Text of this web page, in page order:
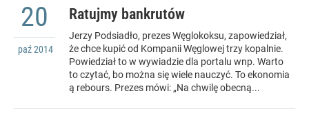
Ratujmy bankrutów
20
paź2014
Jerzy Podsiadło, prezes Węglokoksu, zapowiedział,
że chce kupić od Kompanii Węglowej trzy kopalnie.
Powiedział to w wywiadzie dla portalu wnp. Warto
to czytać, bo można się wiele nauczyć. To ekonomia
ą rebours. Prezes mówi: „Na chwilę obecną...